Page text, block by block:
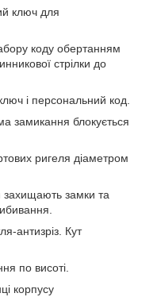
ключ для
коду обертанням
стрілки до
і персональний код.
замикання блокується
ригеля діаметром
захищають замки та
антизріз. Кут
по висоті.
корпусу